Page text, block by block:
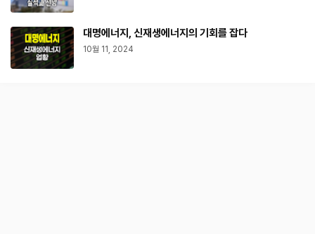
대명에너지, 신재생에너지의 기회를 잡다
10월 11, 2024